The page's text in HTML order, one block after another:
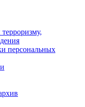
персональных